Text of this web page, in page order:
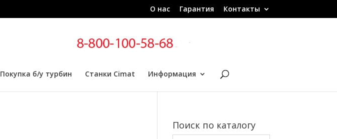
О нас Гарантия Контакты
Покупка б/у турбин Станки Cimat Информация
Поиск по каталогу